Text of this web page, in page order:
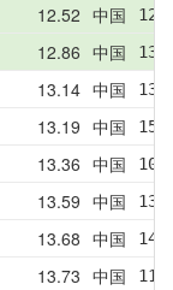
12.52 中国
12.86 中国
13.14 中国
13.19 中国
13.36 中国
13.59 中国
13.68 中国
13.73 中国